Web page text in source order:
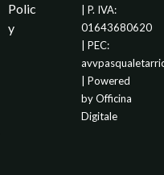
Polic
y
| P. IVA:
01643680620
| PEC:
| Powered
byOfficina
Digitale